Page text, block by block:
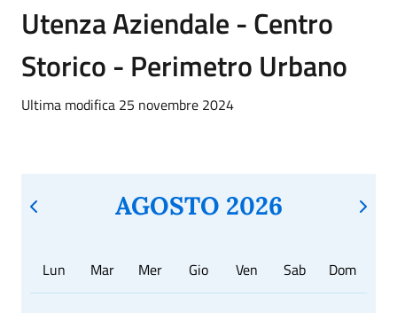
Utenza Aziendale - Centro
Storico - Perimetro Urbano
Ultima modifica 25 novembre 2024
AGOSTO 2026
Lun Mar Mer Gio Ven Sab Dom